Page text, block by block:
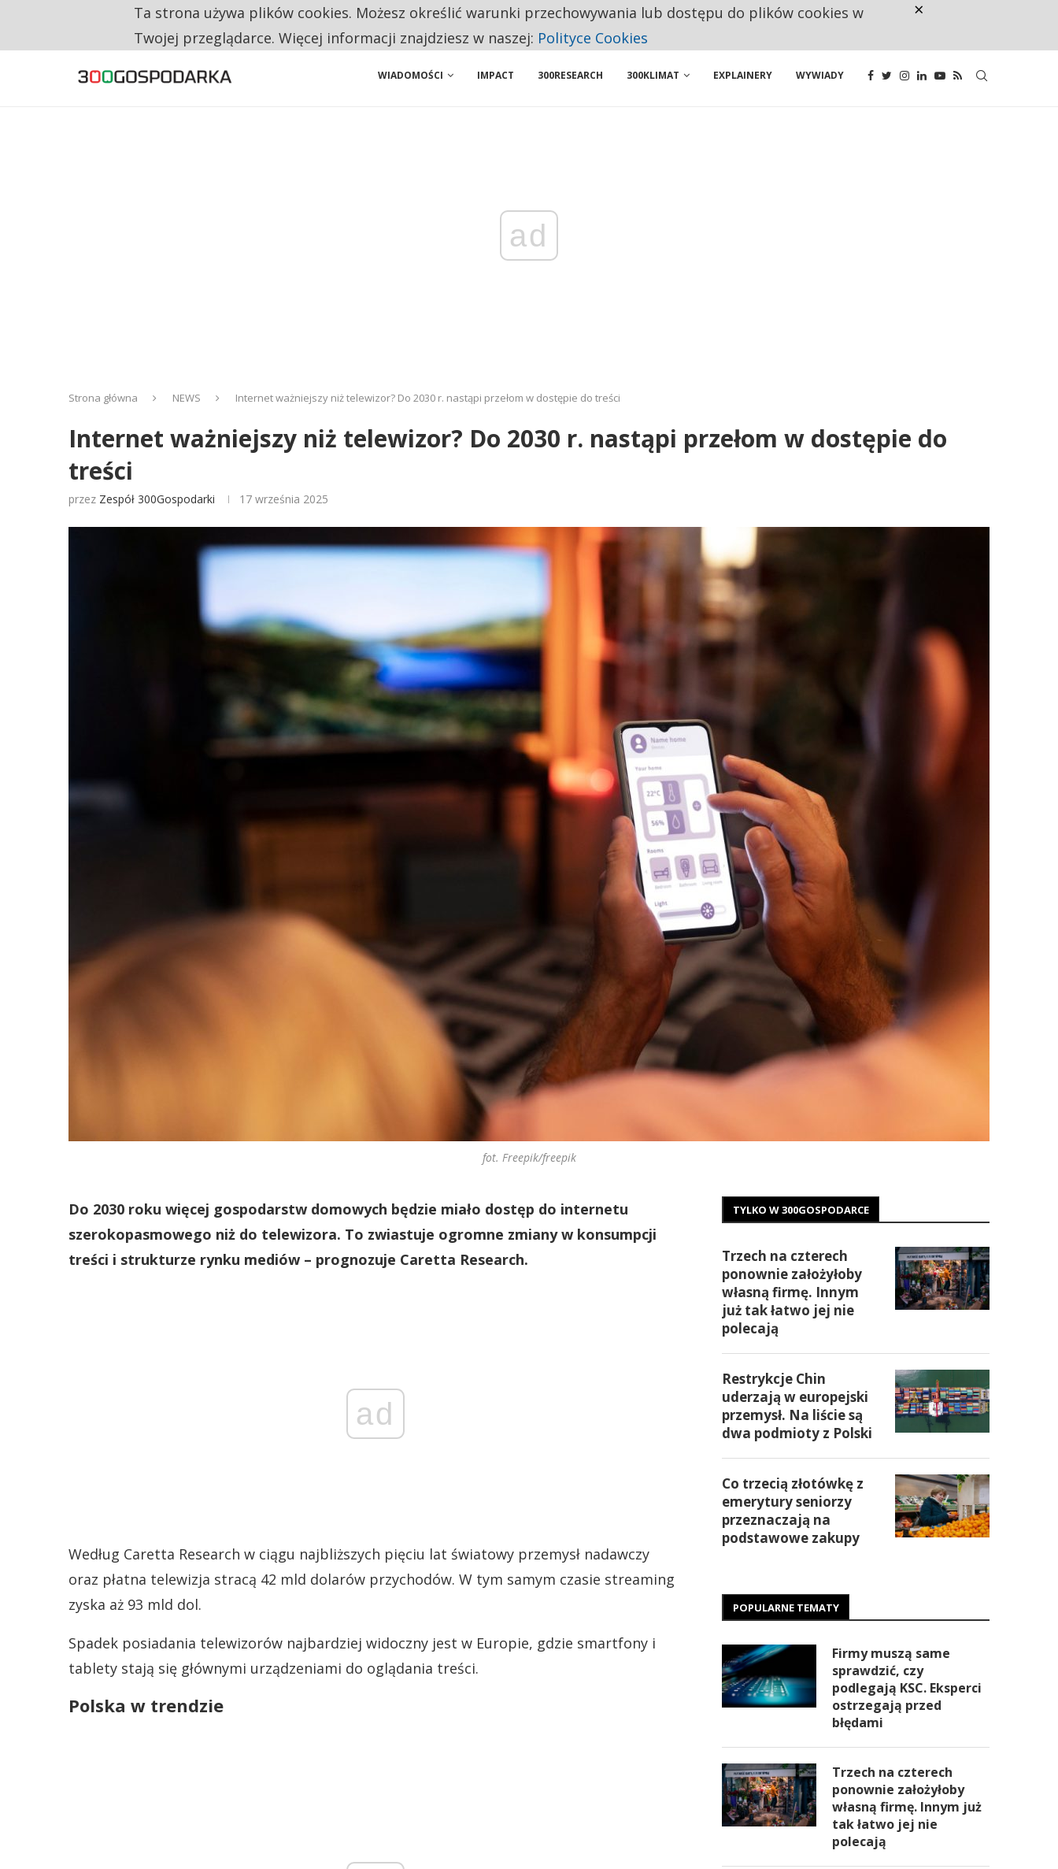
CO TRZECIĄ ZŁOTÓWKĘ Z EMERYTURY SENIORZY PRZEZNACZAJĄ NA PODSTAWOWE ZAKUPY
WIADOMOŚCI IMPACT 300RESEARCH 300KLIMAT EXPLAINERY WYWIADY
ad
Strona główna NEWS Internet ważniejszy niż telewizor? Do 2030 r. nastąpi przełom w dostępie do treści
Internet ważniejszy niż telewizor? Do 2030 r. nastąpi przełom w dostępie do
treści
przez Zespół 300Gospodarki 17 września 2025
fot. Freepik/freepik
Do 2030 roku więcej gospodarstw domowych będzie miało dostęp do internetu
szerokopasmowego niż do telewizora. To zwiastuje ogromne zmiany w konsumpcji
treści i strukturze rynku mediów – prognozuje Caretta Research.
ad
Według Caretta Research w ciągu najbliższych pięciu lat światowy przemysł nadawczy
oraz płatna telewizja stracą 42 mld dolarów przychodów. W tym samym czasie streaming
zyska aż 93 mld dol.
Spadek posiadania telewizorów najbardziej widoczny jest w Europie, gdzie smartfony i
tablety stają się głównymi urządzeniami do oglądania treści.
Polska w trendzie
TYLKO W 300GOSPODARCE
Trzech na czterech
ponownie założyłoby
własną firmę. Innym
już tak łatwo jej nie
polecają
Restrykcje Chin
uderzają w europejski
przemysł. Na liście są
dwa podmioty z Polski
Co trzecią złotówkę z
emerytury seniorzy
przeznaczają na
podstawowe zakupy
POPULARNE TEMATY
Firmy muszą same
sprawdzić, czy
podlegają KSC. Eksperci
ostrzegają przed
błędami
Trzech na czterech
ponownie założyłoby
własną firmę. Innym już
tak łatwo jej nie
polecają
Ta strona używa plików cookies. Możesz określić warunki przechowywania lub dostępu do plików cookies w
Twojej przeglądarce. Więcej informacji znajdziesz w naszej: Polityce Cookies
×